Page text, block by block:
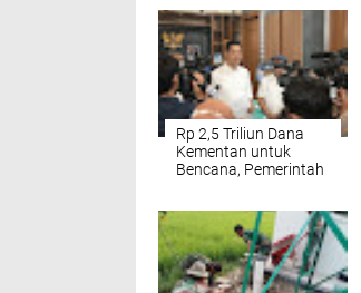
Rp 2,5 Triliun Dana
Kementan untuk
Bencana, Pemerintah